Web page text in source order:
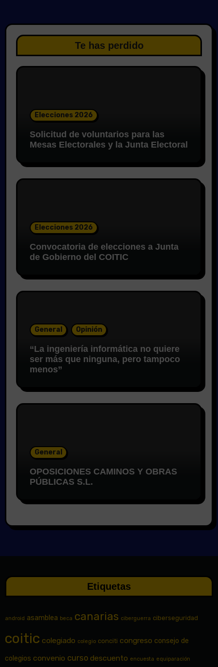
Te has perdido
Elecciones 2026
Solicitud de voluntarios para las
Mesas Electorales y la Junta Electoral
Elecciones 2026
Convocatoria de elecciones a Junta
de Gobierno del COITIC
General Opinión
“La ingeniería informática no quiere
ser más que ninguna, pero tampoco
menos”
General
OPOSICIONES CAMINOS Y OBRAS
PÚBLICAS S.L.
Etiquetas
android asamblea beca canarias ciberguerra ciberseguridad
coitic colegiado colegio conciti congreso consejo de
colegios convenio curso descuento encuesta equiparación